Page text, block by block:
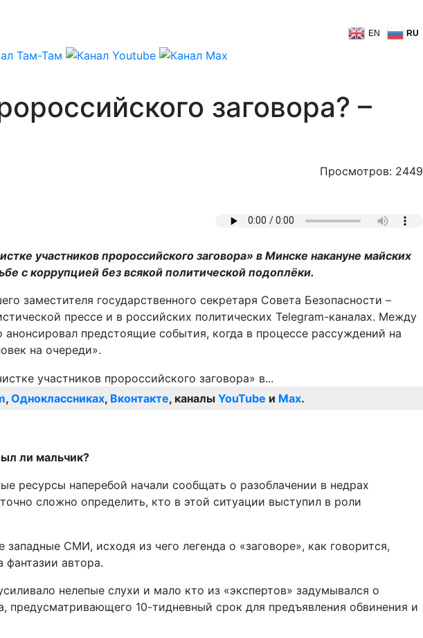
EN RU
заговора? –
Просмотров: 2449
участников пророссийского заговора» в Минске накануне майских
с коррупцией без всякой политической подоплёки.
заместителя государственного секретаря Совета Безопасности –
прессе и в российских политических Telegram-каналах. Между
предстоящие события, когда в процессе рассуждений на
на очереди».
, Одноклассниках, Вконтакте, каналы YouTube и Max.
ли мальчик?
ресурсы наперебой начали сообщать о разоблачении в недрах
сложно определить, кто в этой ситуации выступил в роли
СМИ, исходя из чего легенда о «заговоре», как говорится,
автора.
нелепые слухи и мало кто из «экспертов» задумывался о
предусматривающего 10-тидневный срок для предъявления обвинения и